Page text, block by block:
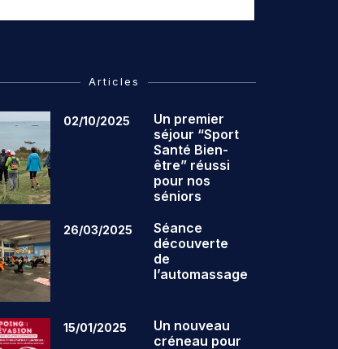
Articles
02/10/2025
Un premier
séjour “Sport
Santé Bien-
être” réussi
pour nos
séniors
26/03/2025
Séance
découverte
de
l’automassage
15/01/2025
Un nouveau
créneau pour